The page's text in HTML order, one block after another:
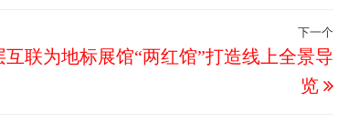
下
下一个
互联为地标展馆“两红馆”打造线上全景导
览